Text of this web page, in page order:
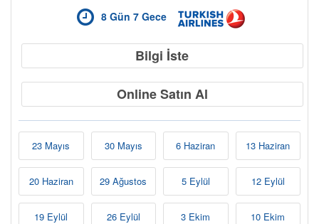
8 Gün 7 Gece
Bilgi İste
Online Satın Al
23 Mayıs 30 Mayıs 6 Haziran 13 Haziran
20 Haziran 29 Ağustos 5 Eylül 12 Eylül
19 Eylül 26 Eylül 3 Ekim 10 Ekim